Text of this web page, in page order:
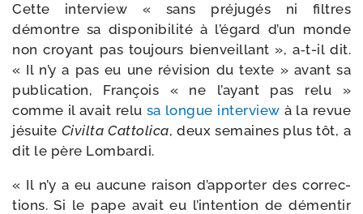
Cette inter­view « sans pré­ju­gés ni filtres
démontre sa dis­po­ni­bi­li­té à l’é­gard d’un monde
non croyant pas tou­jours bien­veillant », a‑t-​il dit.
« Il n’y a pas eu une révi­sion du texte » avant sa
publi­ca­tion, François « ne l’ayant pas relu »
comme il avait relu sa longue inter­view à la revue
jésuite Civilta Cattolica, deux semaines plus tôt, a
dit le père Lombardi.
« Il n’y a eu aucune rai­son d’ap­por­ter des cor­rec­
tions. Si le pape avait eu l’in­ten­tion de démen­tir